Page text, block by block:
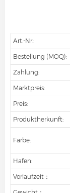
Art.-Nr.:
Bestellung (MOQ):
Zahlung:
Marktpreis:
Preis:
Produktherkunft:
Farbe:
Hafen:
Vorlaufzeit：